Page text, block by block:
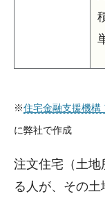
※住宅金融支援機構
に弊社で作成
注文住宅（土地
る人が、その